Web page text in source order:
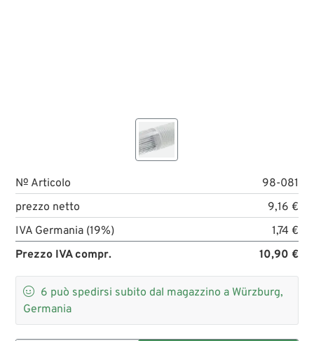
№ Articolo
98-081
prezzo netto
9,16 €
IVA Germania (19%)
1,74 €
Prezzo IVA compr.
10,90 €
 6 può spedirsi subito dal magazzino a Würzburg,
Germania